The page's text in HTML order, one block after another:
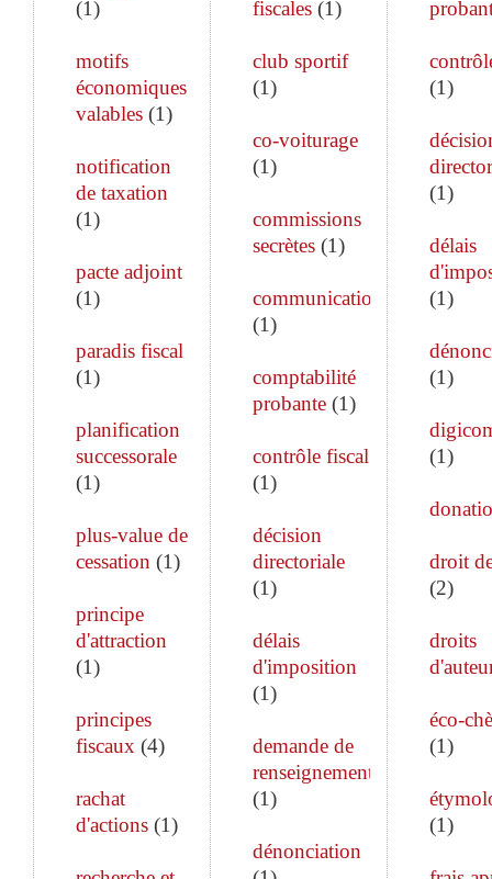
(1)
motifs
économiques
valables (1)
notification
de taxation
(1)
pacte adjoint
(1)
paradis fiscal
(1)
planification
successorale
(1)
plus-value de
cessation (1)
principe
d'attraction
(1)
principes
fiscaux (4)
rachat
d'actions (1)
fiscales(1)
club sportif
(1)
co-voiturage
(1)
commissions
secrètes(1)
communication
(1)
comptabilité
probante(1)
contrôle fiscal
(1)
décision
directoriale
(1)
délais
d'imposition
(1)
demande de
renseignements
(1)
dénonciation
(1)
(1)
délais
(1)
(1)
(1)
droit
(2)
droits
éco-
(1)
(1)